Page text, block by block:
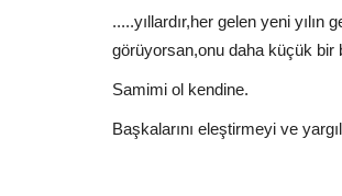
.....yıllardır,her gelen yeni yılın
görüyorsan,onu daha küçük bir
Samimi ol kendine.
Başkalarını eleştirmeyi ve